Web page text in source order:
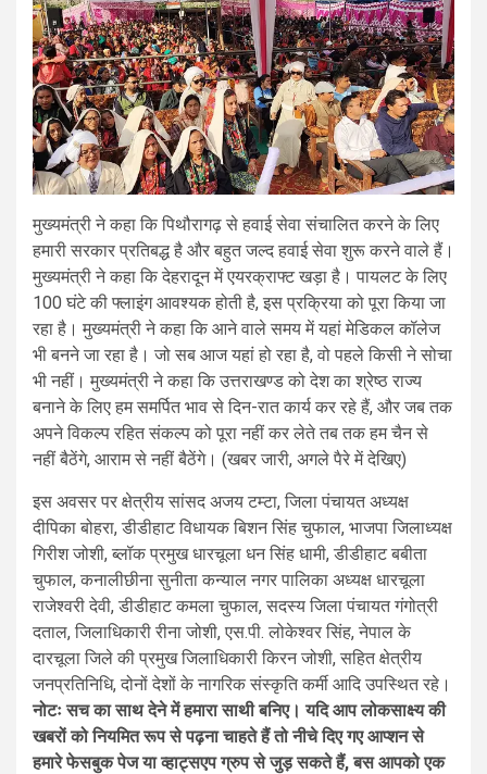
मुख्यमंत्री ने कहा कि पिथौरागढ़ से हवाई सेवा संचालित करने के लिए
हमारी सरकार प्रतिबद्ध है और बहुत जल्द हवाई सेवा शुरू करने वाले हैं।
मुख्यमंत्री ने कहा कि देहरादून में एयरक्राफ्ट खड़ा है। पायलट के लिए
100 घंटे की फ्लाइंग आवश्यक होती है, इस प्रक्रिया को पूरा किया जा
रहा है। मुख्यमंत्री ने कहा कि आने वाले समय में यहां मेडिकल कॉलेज
भी बनने जा रहा है। जो सब आज यहां हो रहा है, वो पहले किसी ने सोचा
भी नहीं। मुख्यमंत्री ने कहा कि उत्तराखण्ड को देश का श्रेष्ठ राज्य
बनाने के लिए हम समर्पित भाव से दिन-रात कार्य कर रहे हैं, और जब तक
अपने विकल्प रहित संकल्प को पूरा नहीं कर लेते तब तक हम चैन से
नहीं बैठेंगे, आराम से नहीं बैठेंगे। (खबर जारी, अगले पैरे में देखिए)
इस अवसर पर क्षेत्रीय सांसद अजय टम्टा, जिला पंचायत अध्यक्ष
दीपिका बोहरा, डीडीहाट विधायक बिशन सिंह चुफाल, भाजपा जिलाध्यक्ष
गिरीश जोशी, ब्लॉक प्रमुख धारचूला धन सिंह धामी, डीडीहाट बबीता
चुफाल, कनालीछीना सुनीता कन्याल नगर पालिका अध्यक्ष धारचूला
राजेश्वरी देवी, डीडीहाट कमला चुफाल, सदस्य जिला पंचायत गंगोत्री
दताल, जिलाधिकारी रीना जोशी, एस.पी. लोकेश्वर सिंह, नेपाल के
दारचूला जिले की प्रमुख जिलाधिकारी किरन जोशी, सहित क्षेत्रीय
जनप्रतिनिधि, दोनों देशों के नागरिक संस्कृति कर्मी आदि उपस्थित रहे।
नोटः सच का साथ देने में हमारा साथी बनिए। यदि आप लोकसाक्ष्य की
खबरों को नियमित रूप से पढ़ना चाहते हैं तो नीचे दिए गए आप्शन से
हमारे फेसबुक पेज या व्हाट्सएप ग्रुप से जुड़ सकते हैं, बस आपको एक